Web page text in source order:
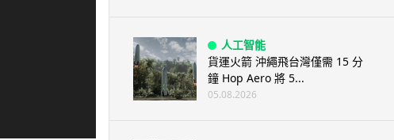
人工智能
貨運火箭 沖繩飛台灣僅需 15 分
鐘 Hop Aero 將 5...
05.08.2026